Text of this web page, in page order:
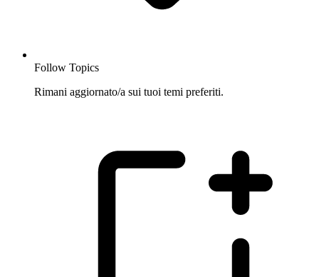
Follow Topics
Rimani aggiornato/a sui tuoi temi preferiti.